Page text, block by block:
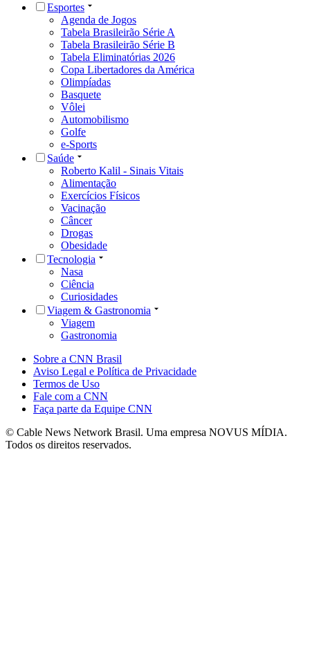
Esportes
Agenda de Jogos
Tabela Brasileirão Série A
Tabela Brasileirão Série B
Tabela Eliminatórias 2026
Copa Libertadores da América
Olimpíadas
Basquete
Vôlei
Automobilismo
Golfe
e-Sports
Saúde
Roberto Kalil - Sinais Vitais
Alimentação
Exercícios Físicos
Vacinação
Câncer
Drogas
Obesidade
Tecnologia
Nasa
Ciência
Curiosidades
Viagem & Gastronomia
Viagem
Gastronomia
Sobre a CNN Brasil
Aviso Legal e Política de Privacidade
Termos de Uso
Fale com a CNN
Faça parte da Equipe CNN
© Cable News Network Brasil. Uma empresa NOVUS MÍDIA.
Todos os direitos reservados.